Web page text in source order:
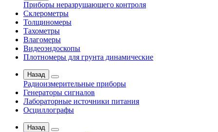
Приборы неразрушающего контроля
Склерометры
Толщиномеры
Тахометры
Влагомеры
Видеоэндоскопы
Плотномеры для грунта динамические
Назад
Радиоизмерительные приборы
Генераторы сигналов
Лабораторные источники питания
Осциллографы
Назад